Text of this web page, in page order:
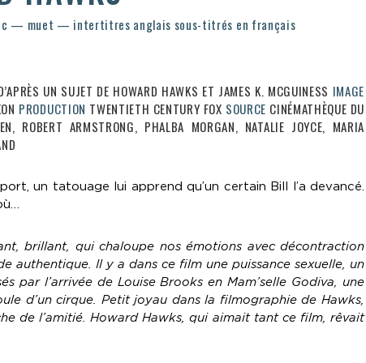
muet — intertitres anglais sous-titrés en français
UN SUJET DE HOWARD HAWKS ET JAMES K. MCGUINESS IMAGE
PRODUCTION TWENTIETH CENTURY FOX SOURCE CINÉMATHÈQUE DU
ROBERT ARMSTRONG, PHALBA MORGAN, NATALIE JOYCE, MARIA
un tatouage lui apprend qu’un certain Bill l’a devancé.
brillant, qui chaloupe nos émotions avec décontraction
authentique. Il y a dans ce film une puissance sexuelle, un
l’arrivée de Louise Brooks en Mam’selle Godiva, une
d’un cirque. Petit joyau dans la filmographie de Hawks,
de l’amitié. Howard Hawks, qui aimait tant ce film, rêvait